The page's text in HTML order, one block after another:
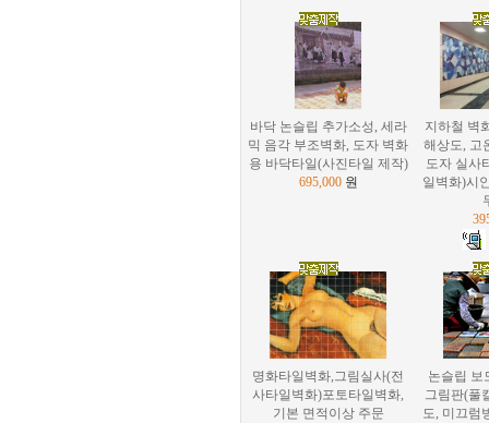
바닥 논슬립 추가소성, 세라
믹 음각 부조벽화, 도자 벽화
용 바닥타일(사진타일 제작)
695,000원
지하철 벽
해상도, 고
도자 실사
일벽화)시
명화타일벽화,그림실사(전
사타일벽화)포토타일벽화,
기본 면적이상 주문
논슬립 보
그림판(풀
도, 미끄럼